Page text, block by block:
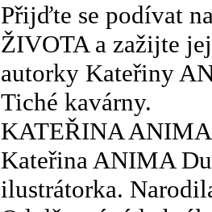
Přijďte se podívat
ŽIVOTA a zažijte
autorky Kateřiny
Tiché kavárny.
KATEŘINA
Kateřina ANIMA
ilustrátorka.